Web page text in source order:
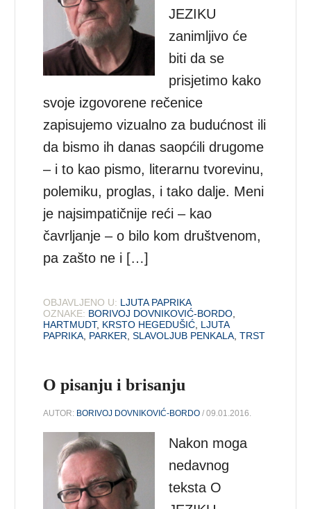
JEZIKU
zanimljivo će
biti da se
prisjetimo kako
svoje izgovorene rečenice
zapisujemo vizualno za budućnost ili
da bismo ih danas saopćili drugome
– i to kao pismo, literarnu tvorevinu,
polemiku, proglas, i tako dalje. Meni
je najsimpatičnije reći – kao
čavrljanje – o bilo kom društvenom,
pa zašto ne i […]
OBJAVLJENO U: LJUTA PAPRIKA
OZNAKE: BORIVOJ DOVNIKOVIĆ-BORDO
HARTMUDT, KRSTO HEGEDUŠIĆ LJUTA
PAPRIKA PARKER ,SLAVOLJUB PENKALA ,TRST
O pisanju i brisanju
AUTOR: BORIVOJ DOVNIKOVIĆ-BORDO / 09.01.2016.
Nakon moga
nedavnog
teksta O